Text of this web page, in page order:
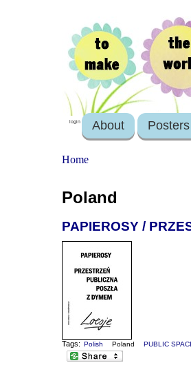
login About Posters
Home
Poland
PAPIEROSY /
Tags: Polish Poland PUBLIC